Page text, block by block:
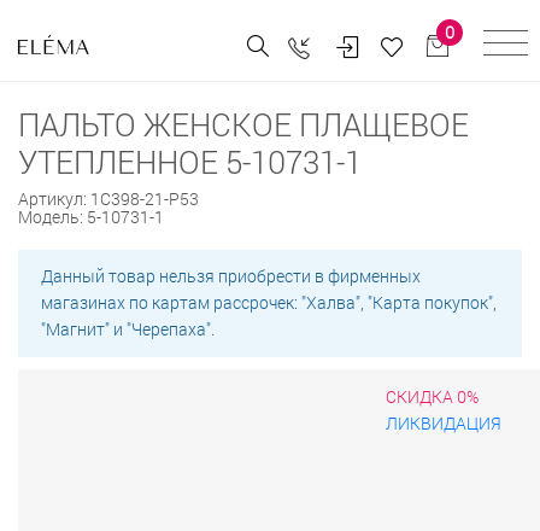
0
ПАЛЬТО ЖЕНСКОЕ ПЛАЩЕВОЕ
УТЕПЛЕННОЕ 5-10731-1
Артикул: 1С398-21-Р53
Модель: 5-10731-1
Данный товар нельзя приобрести в фирменных
магазинах по картам рассрочек: "Халва", "Карта покупок",
"Магнит" и "Черепаха".
СКИДКА 0%
ЛИКВИДАЦИЯ